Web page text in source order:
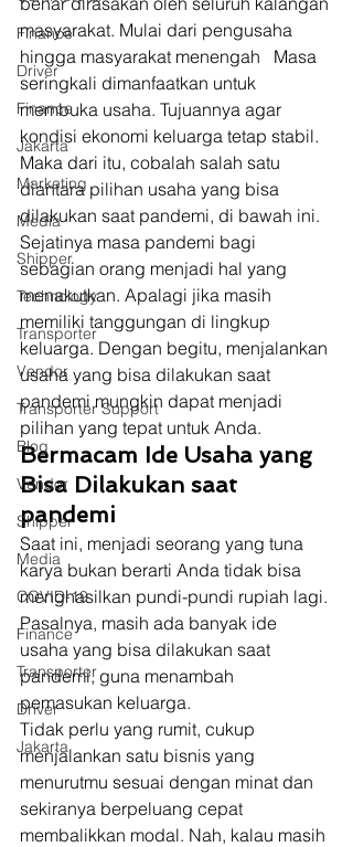
Finance
Driver
Finance
Jakarta
Marketing
Media
Shipper
Technology
Transporter
Vendor
Transporter Support
Blog
Vendor
Shipper
Media
COVID-19
Finance
Transporter
Driver
Jakarta
masyarakat. Mulai dari pengusaha
hingga masyarakat menengah   Masa
seringkali dimanfaatkan untuk
membuka usaha. Tujuannya agar
kondisi ekonomi keluarga tetap stabil.
Maka dari itu, cobalah salah satu
diantara pilihan usaha yang bisa
dilakukan saat pandemi, di bawah ini.
Sejatinya masa pandemi bagi
sebagian orang menjadi hal yang
menakutkan. Apalagi jika masih
memiliki tanggungan di lingkup
keluarga. Dengan begitu, menjalankan
usaha yang bisa dilakukan saat
pandemi mungkin dapat menjadi
pilihan yang tepat untuk Anda.
Bermacam Ide Usaha yang
Bisa Dilakukan saat
pandemi
Saat ini, menjadi seorang yang tuna
karya bukan berarti Anda tidak bisa
menghasilkan pundi-pundi rupiah lagi.
Pasalnya, masih ada banyak ide
usaha yang bisa dilakukan saat
pandemi, guna menambah
pemasukan keluarga.
Tidak perlu yang rumit, cukup
menjalankan satu bisnis yang
menurutmu sesuai dengan minat dan
sekiranya berpeluang cepat
membalikkan modal. Nah, kalau masih